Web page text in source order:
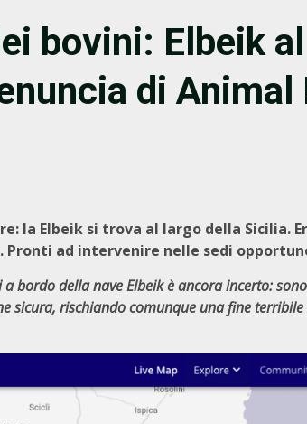
bovini: Elbeik
di Animal
la Elbeik si trova al largo della Sicilia.
Pronti ad intervenire nelle sedi
bordo della nave Elbeik è ancora incerto:
sicura, rischiando comunque una fine